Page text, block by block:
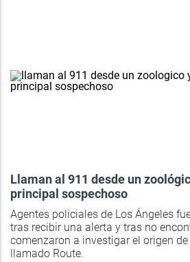
Llaman al 911 desde un
principal sospechoso
Agentes policiales de Los Ángeles
tras recibir una alerta y tras no
comenzaron a investigar el origen
llamado Route.